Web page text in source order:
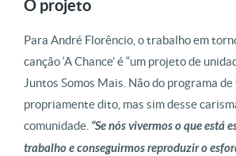
O projeto
Para André Florêncio, o trabalho em
canção ‘A Chance’ é “um projeto de
Juntos Somos Mais. Não do programa
propriamente dito, mas sim desse
comunidade. “Se nós vivermos o que está
trabalho e conseguirmos reproduzir o